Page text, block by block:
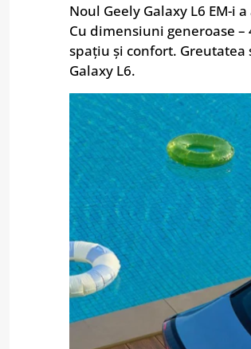
Noul Geely Galaxy L6 EM-
Cu dimensiuni generoase
spațiu și confort. Greutatea
Galaxy L6.